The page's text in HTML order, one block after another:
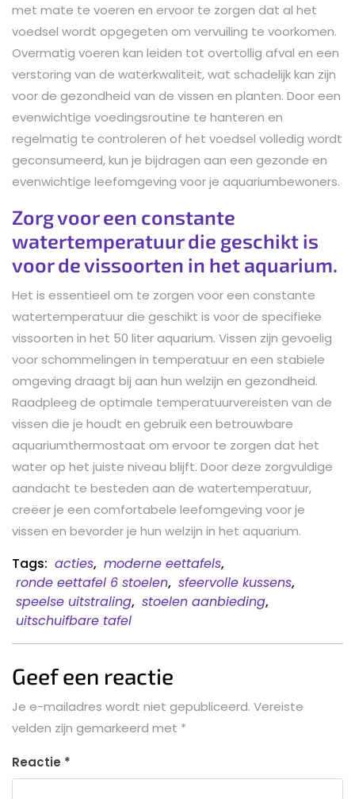
met mate te voeren en ervoor te zorgen dat al het
voedsel wordt opgegeten om vervuiling te voorkomen.
Overmatig voeren kan leiden tot overtollig afval en een
verstoring van de waterkwaliteit, wat schadelijk kan zijn
voor de gezondheid van de vissen en planten. Door een
evenwichtige voedingsroutine te hanteren en
regelmatig te controleren of het voedsel volledig wordt
geconsumeerd, kun je bijdragen aan een gezonde en
evenwichtige leefomgeving voor je aquariumbewoners.
Zorg voor een constante
watertemperatuur die geschikt is
voor de vissoorten in het aquarium.
Het is essentieel om te zorgen voor een constante
watertemperatuur die geschikt is voor de specifieke
vissoorten in het 50 liter aquarium. Vissen zijn gevoelig
voor schommelingen in temperatuur en een stabiele
omgeving draagt bij aan hun welzijn en gezondheid.
Raadpleeg de optimale temperatuurvereisten van de
vissen die je houdt en gebruik een betrouwbare
aquariumthermostaat om ervoor te zorgen dat het
water op het juiste niveau blijft. Door deze zorgvuldige
aandacht te besteden aan de watertemperatuur,
creëer je een comfortabele leefomgeving voor je
vissen en bevorder je hun welzijn in het aquarium.
Tags: acties, moderne eettafels,
ronde eettafel 6 stoelen, sfeervolle kussens,
speelse uitstraling, stoelen aanbieding,
uitschuifbare tafel
Geef een reactie
Je e-mailadres wordt niet gepubliceerd. Vereiste
velden zijn gemarkeerd met *
Reactie *